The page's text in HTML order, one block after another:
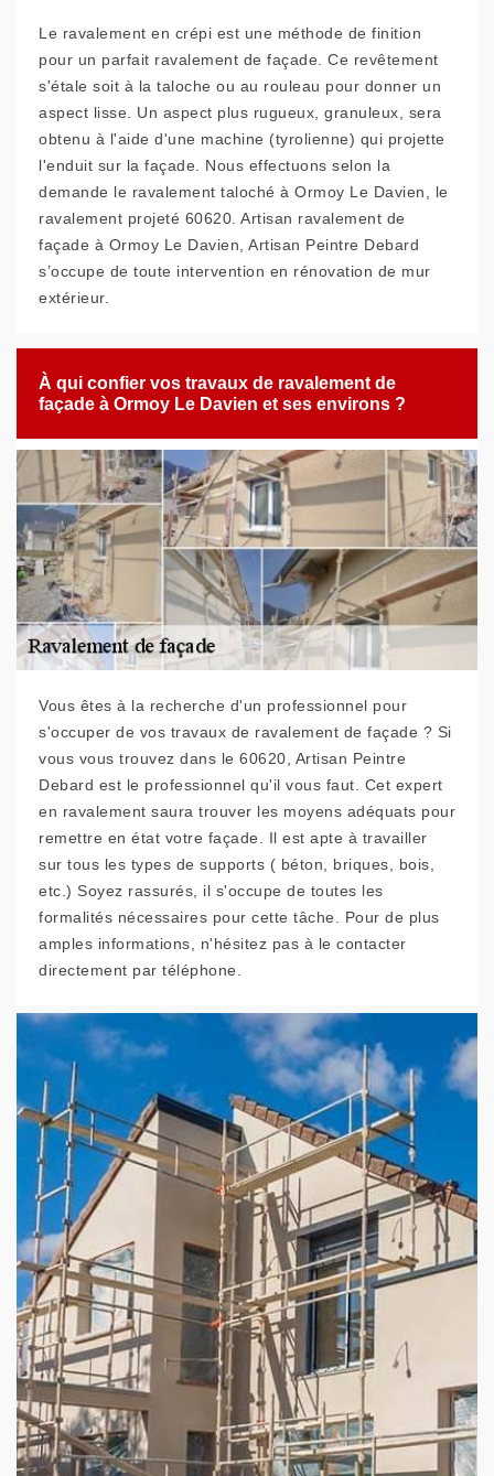
Le ravalement en crépi est une méthode de finition
pour un parfait ravalement de façade. Ce revêtement
s'étale soit à la taloche ou au rouleau pour donner un
aspect lisse. Un aspect plus rugueux, granuleux, sera
obtenu à l'aide d'une machine (tyrolienne) qui projette
l'enduit sur la façade. Nous effectuons selon la
demande le ravalement taloché à Ormoy Le Davien, le
ravalement projeté 60620. Artisan ravalement de
façade à Ormoy Le Davien, Artisan Peintre Debard
s’occupe de toute intervention en rénovation de mur
extérieur.
À qui confier vos travaux de ravalement de
façade à Ormoy Le Davien et ses environs ?
Vous êtes à la recherche d'un professionnel pour
s'occuper de vos travaux de ravalement de façade ? Si
vous vous trouvez dans le 60620, Artisan Peintre
Debard est le professionnel qu'il vous faut. Cet expert
en ravalement saura trouver les moyens adéquats pour
remettre en état votre façade. Il est apte à travailler
sur tous les types de supports ( béton, briques, bois,
etc.) Soyez rassurés, il s'occupe de toutes les
formalités nécessaires pour cette tâche. Pour de plus
amples informations, n'hésitez pas à le contacter
directement par téléphone.